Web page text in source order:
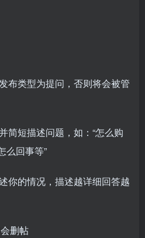
布类型为提问，否则将会被管
简短描述问题，如：“怎么购
么回事等”
你的情况，描述越详细回答越
删帖